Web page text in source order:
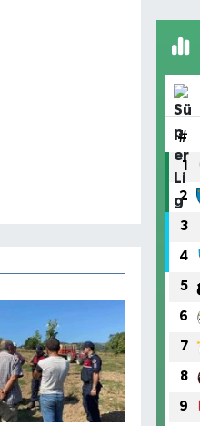
#
1
2
3
4
5
6
7
8
9